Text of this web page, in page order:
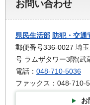
お問い合わせ
県民生活部 防犯・交通
郵便番号336-0027 埼
号 ラムザタワー3階(武
電話： 048-710-5036
ファックス：048-710-
お